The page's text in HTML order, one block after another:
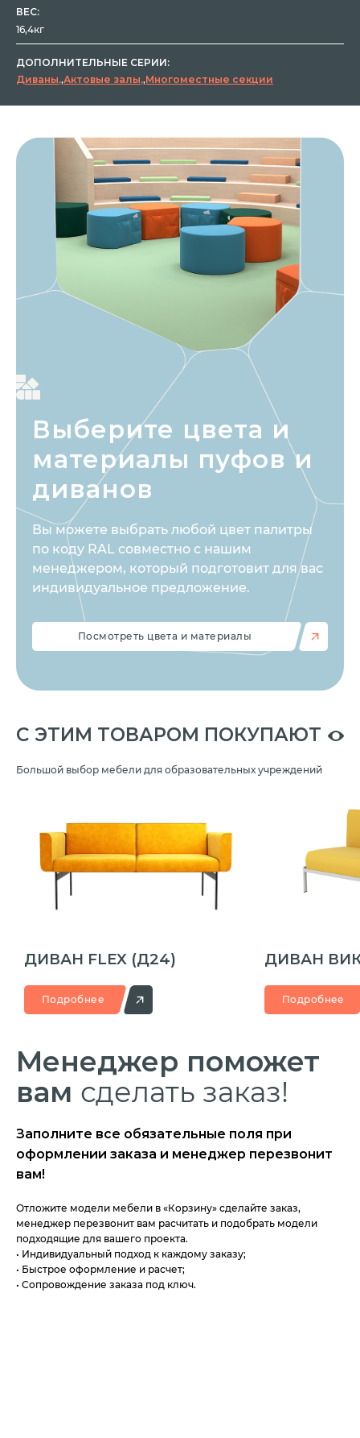
ВЕС:
16,4кг
ДОПОЛНИТЕЛЬНЫЕ СЕРИИ:
Диваны ,Актовые залы ,Многоместные секции
Выберите цвета и
материалы пуфов и
диванов
Вы можете выбрать любой цвет палитры
по коду RAL совместно с нашим
менеджером, который подготовит для вас
индивидуальное предложение.
Посмотреть цвета и материалы
C ЭТИМ ТОВАРОМ ПОКУПАЮТ
Большой выбор мебели для образовательных учреждений
ДИВАН FLEX (Д24)
Подробнее
ДИВАН
Подробнее
Менеджер поможет
вам сделать заказ!
Заполните все обязательные поля при
оформлении заказа и менеджер перезвонит
вам!
Отложите модели мебели в «Корзину» сделайте заказ,
менеджер перезвонит вам расчитать и подобрать модели
подходящие для вашего проекта.
• Индивидуальный подход к каждому заказу;
• Быстрое оформление и расчет;
• Сопровождение заказа под ключ.